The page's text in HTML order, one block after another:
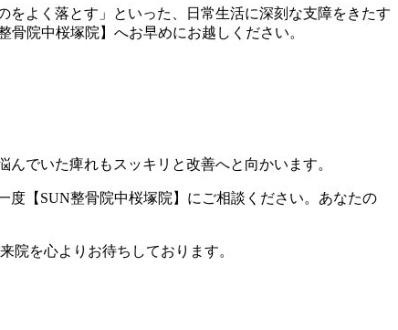
よく落とす」といった、日常生活に深刻な支障をきたす
院中桜塚院】へお早めにお越しください。
でいた痺れもスッキリと改善へと向かいます。
度【SUN整骨院中桜塚院】にご相談ください。あなたの
院を心よりお待ちしております。